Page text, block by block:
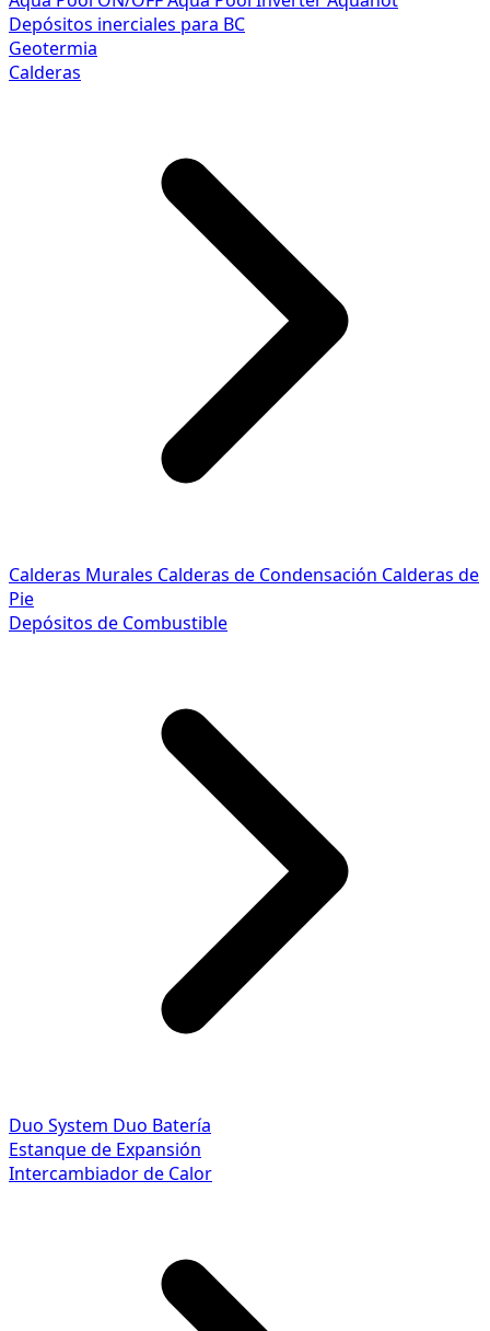
Depósitos inerciales para BC
Geotermia
Calderas
Calderas Murales Calderas de Condensación Calderas de
Pie
Depósitos de Combustible
Duo System Duo Batería
Estanque de Expansión
Intercambiador de Calor